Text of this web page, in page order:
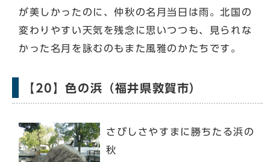
が美しかったのに、仲秋の名月当日は雨。北国の
変わりやすい天気を残念に思いつつも、見られな
かった名月を詠むのもまた風雅のかたちです。
【20】色の浜（福井県敦賀市）
さびしさやすまに勝ちたる浜の
秋